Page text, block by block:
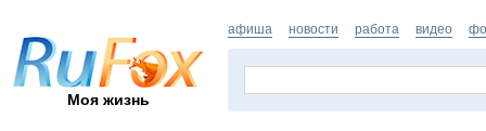
Моя жизнь
афиша новости работа видео